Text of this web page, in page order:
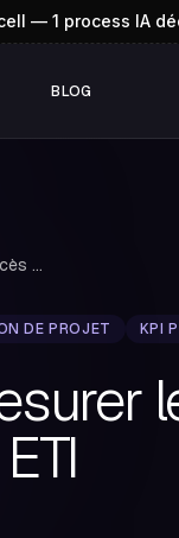
— 1 process IA
BLOG
Comment mesurer le succès d'un projet: Guide PM...
DE PROJET KPI